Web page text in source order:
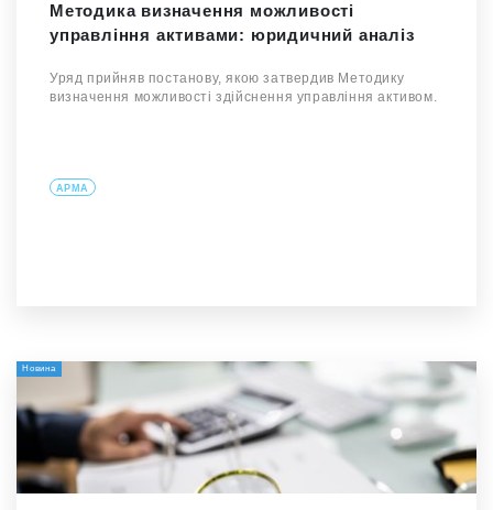
Методика визначення можливості
управління активами: юридичний аналіз
Уряд прийняв постанову, якою затвердив Методику
визначення можливості здійснення управління активом.
АРМА
Новина